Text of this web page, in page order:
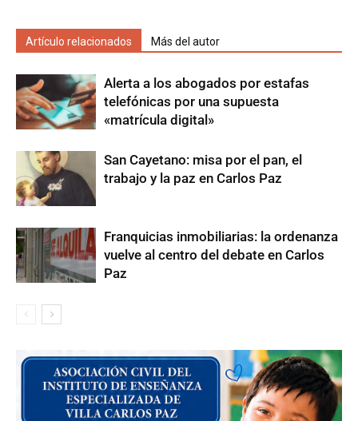
Artículo relacionados Más del autor
Alerta a los abogados por estafas
telefónicas por una supuesta
«matrícula digital»
San Cayetano: misa por el pan, el
trabajo y la paz en Carlos Paz
Franquicias inmobiliarias: la ordenanza
vuelve al centro del debate en Carlos
Paz